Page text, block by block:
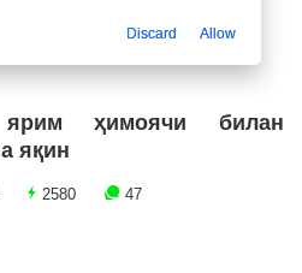
ҳимоячи билан
яқин
2580 47
Discard Allow